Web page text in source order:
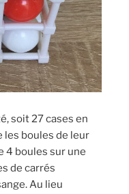
soit 27 cases en
boules de leur
4 boules sur une
de carrés
Au lieu